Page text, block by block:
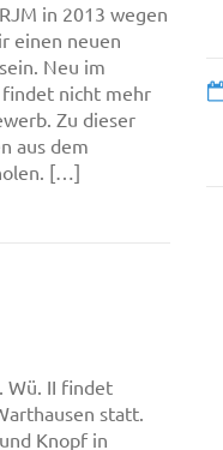
in 2013 wegen
einen neuen
Neu im
nicht mehr
Zu dieser
aus dem
[…]
Wü. II findet
statt.
Knopf in